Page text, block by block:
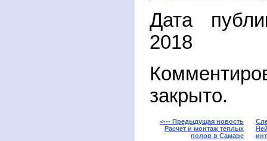
Дата
2018
закрыто.
<--- Предыдущая новость
Расчет и монтаж теплых
полов в Самаре